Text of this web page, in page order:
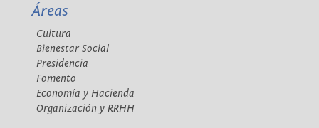
Áreas
Cultura
Bienestar Social
Presidencia
Fomento
Economía y Hacienda
Organización y RRHH